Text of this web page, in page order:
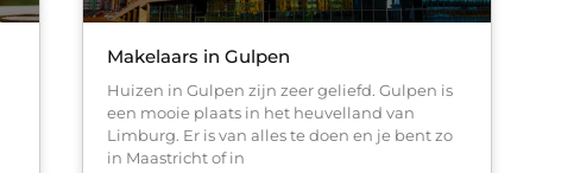
Makelaars in Gulpen
Huizen in Gulpen zijn zeer geliefd. Gulpen is
een mooie plaats in het heuvelland van
Limburg. Er is van alles te doen en je bent zo
in Maastricht of in